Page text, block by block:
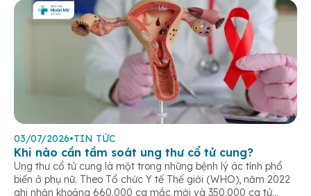
03/07/2026•TIN TỨC
Khi nào cần tầm soát ung thư cổ tử cung?
Ung thư cổ tử cung là một trong những bệnh lý ác tính phổ
biến ở phụ nữ. Theo Tổ chức Y tế Thế giới (WHO), năm 2022
ghi nhận khoảng 660.000 ca mắc mới và 350.000 ca tử